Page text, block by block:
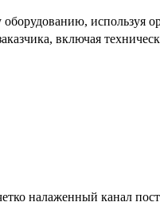
используя
включая
налаженный канал